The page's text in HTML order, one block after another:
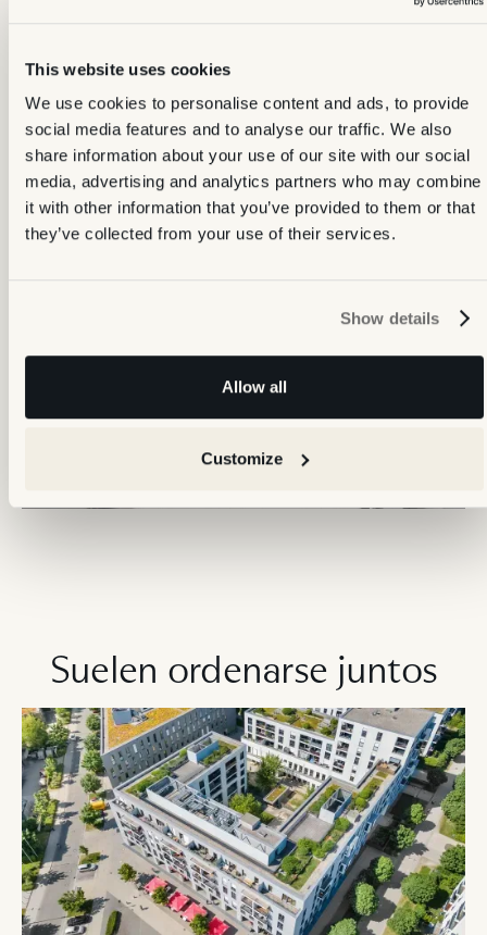
This website uses cookies
We use cookies to personalise content and ads, to provide
social media features and to analyse our traffic. We also
share information about your use of our site with our social
media, advertising and analytics partners who may combine
it with other information that you’ve provided to them or that
they’ve collected from your use of their services.
Show details
Allow all
Customize
Suelen ordenarse juntos